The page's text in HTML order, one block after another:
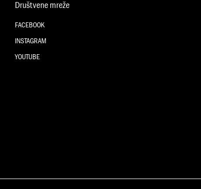
Društvene mreže
FACEBOOK
INSTAGRAM
YOUTUBE